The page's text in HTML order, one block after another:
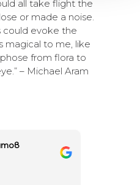
all take flight the
or made a noise.
could evoke the
magical to me, like
from flora to
– Michael Aram